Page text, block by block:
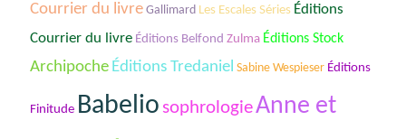
Courrier du livre Gallimard Les Escales Séries Éditions
Courrier du livre Éditions Belfond Zulma Éditions Stock
Archipoche Éditions Tredaniel Sabine Wespieser Éditions
Finitude Babelio sophrologieAnne et